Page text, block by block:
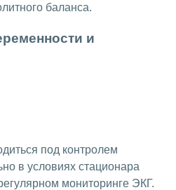
баланса.
и
под контролем
в условиях стационара
мониторинге ЭКГ.